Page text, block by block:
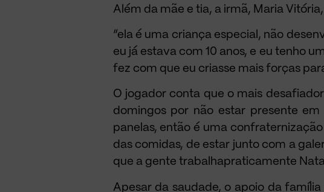
Além da mãe e tia, a irmã, Maria
“ela é uma criança especial, não
eu já estava com 10 anos, e eu tenho
fez com que eu criasse mais forças
O jogador conta que o mais
domingos por não estar presente
panelas, então é uma
das comidas, de estar junto com a
que a gente trabalhapraticamente
Apesar da saudade, o apoio da